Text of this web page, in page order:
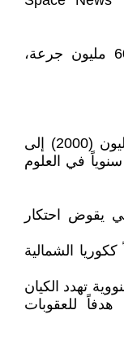
الطب: إنتاج لقاحات كورونا محلية (60 مليون جرعة،
ارتفع عدد الطلاب الجامعيين من 2 مليون (2000) إلى
300 ألف خريج سنوياً في العلوم
يقوض احتكار
الشمالية
تهدد الكيان
هدفاً للعقوبات